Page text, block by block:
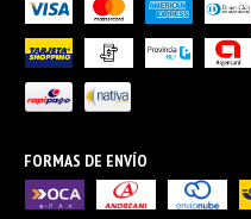
FORMAS DE ENVÍO